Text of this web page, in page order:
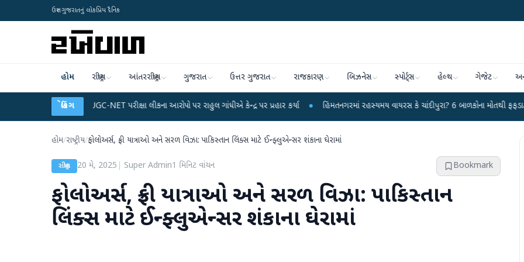
ઉત્તર ગુજરાતનું લોકપ્રિય દૈનિક
હોમ રાષ્ટ્રીય આંતરરાષ્ટ્રીય ગુજરાત ઉત્તર ગુજરાત રાજકારણ બિઝનેસ સ્પોર્ટ્સ હેલ્થ ગેજેટ
બ્રેકિંગ
UGC-NET પરીક્ષા લીકના આરોપો પર રાહુલ ગાંધીએ કેન્દ્ર પર પ્રહાર કર્યા ● હિંમતનગરમાં રહસ્યમય વાયરસ કે ચાંદીપુરા? 6 બાળકોના મોતથી ફફડાટ ●
હોમ/રાષ્ટ્રીય/ફોલોઅર્સ, ફ્રી યાત્રાઓ અને સરળ વિઝા: પાકિસ્તાન લિંક્સ માટે ઈન્ફ્લુએન્સર શંકાના ઘેરામાં
રાષ્ટ્રીય 20 મે, 2025 Super Admin1 મિનિટ વાંચન Bookmark
ફોલોઅર્સ, ફ્રી યાત્રાઓ અને સરળ વિઝા: પાકિસ્તાન
લિંક્સ માટે ઈન્ફ્લુએન્સર શંકાના ઘેરામાં